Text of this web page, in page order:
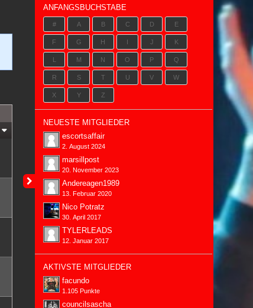
ANFANGSBUCHSTABE
# A B C D E
F G H I J K
L M N O P Q
R S T U V W
X Y Z
NEUESTE MITGLIEDER
escortsaffair
2. August 2024
marsillpost
20. November 2023
Andereagen1989
13. Februar 2020
Nico Potratz
30. April 2017
TYLERLEADS
12. Januar 2017
AKTIVSTE MITGLIEDER
facundo
1.105 Punkte
councilsascha